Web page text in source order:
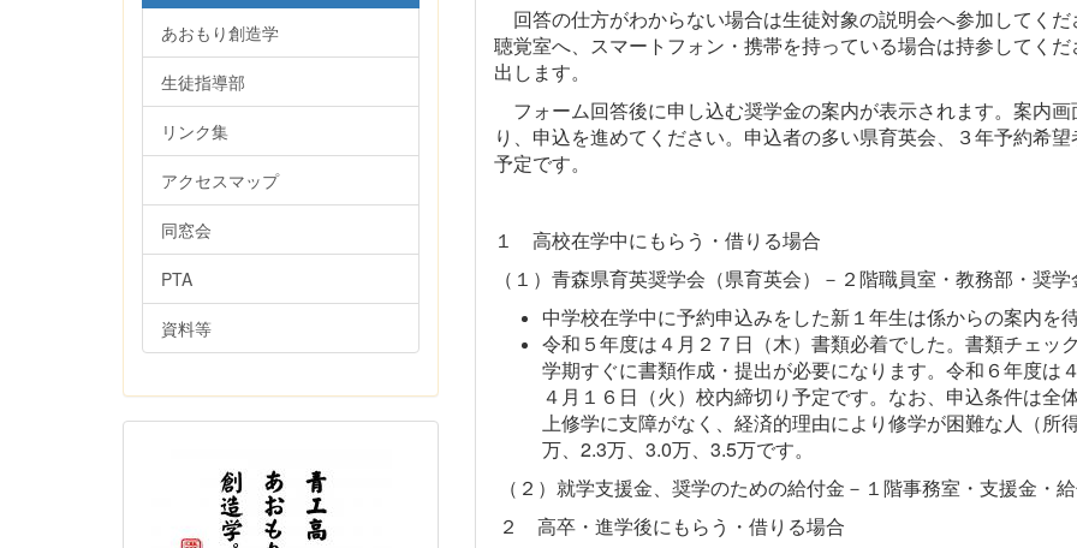
回答の仕方がわからない場合は生徒対象の説明会へ参加してく
聴覚室へ、スマートフォン・携帯を持っている場合は持参してく
出します。
フォーム回答後に申し込む奨学金の案内が表示されます。案内
り、申込を進めてください。申込者の多い県育英会、３年予約希
予定です。
１ 高校在学中にもらう・借りる場合
（１）青森県育英奨学会（県育英会）－２階職員室・教務部・奨
中学校在学中に予約申込みをした新１年生は係からの案内を
令和５年度は４月２７日（木）書類必着でした。書類チェッ
学期すぐに書類作成・提出が必要になります。令和６年度は
４月１６日（火）校内締切り予定です。なお、申込条件は
上修学に支障がなく、経済的理由により修学が困難な人（所
万、2.3万、3.0万、3.5万です。
（２）就学支援金、奨学のための給付金－１階事務室・支援金・
２ 高卒・進学後にもらう・借りる場合
あおもり創造学
生徒指導部
リンク集
アクセスマップ
同窓会
PTA
資料等